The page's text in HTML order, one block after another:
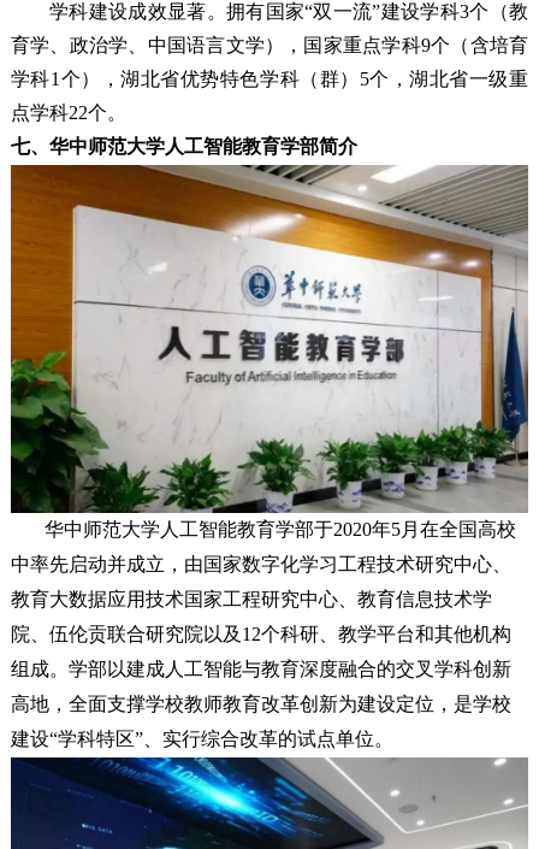
学科建设成效显著。拥有国家“双一流”建设学科3个（教
育学、政治学、中国语言文学），国家重点学科9个（含培育
学科1个），湖北省优势特色学科（群）5个，湖北省一级重
点学科22个。
七、华中师范大学人工智能教育学部简介
华中师范大学人工智能教育学部于2020年5月在全国高校
中率先启动并成立，由国家数字化学习工程技术研究中心、
教育大数据应用技术国家工程研究中心、教育信息技术学
院、伍伦贡联合研究院以及12个科研、教学平台和其他机构
组成。学部以建成人工智能与教育深度融合的交叉学科创新
高地，全面支撑学校教师教育改革创新为建设定位，是学校
建设“学科特区”、实行综合改革的试点单位。